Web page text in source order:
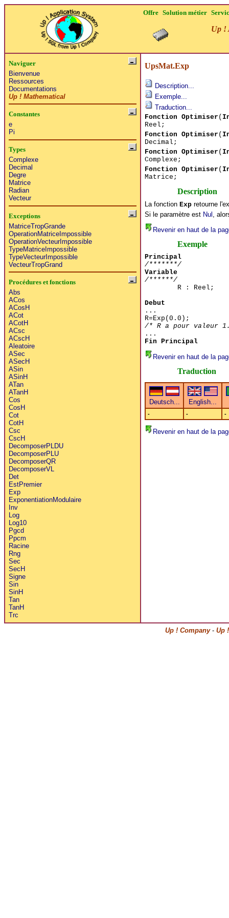
Offre Solution métier
Up !
Naviguer
Bienvenue
Ressources
Documentations
Up ! Mathematical
Constantes
e
Pi
Types
Complexe
Decimal
Degre
Matrice
Radian
Vecteur
Exceptions
MatriceTropGrande
OperationMatriceImpossible
OperationVecteurImpossible
TypeMatriceImpossible
TypeVecteurImpossible
VecteurTropGrand
Procédures et fonctions
Abs
ACos
ACosH
ACot
ACotH
ACsc
ACscH
Aleatoire
ASec
ASecH
ASin
ASinH
ATan
ATanH
Cos
CosH
Cot
CotH
Csc
CscH
DecomposerPLDU
DecomposerPLU
DecomposerQR
DecomposerVL
Det
EstPremier
Exp
ExponentiationModulaire
Inv
Log
Log10
Pgcd
Ppcm
Racine
Rng
Sec
SecH
Signe
Sin
SinH
Tan
TanH
Trc
UpsMat.Exp
Description...
Exemple...
Traduction...
Fonction Optimiser (
Reel;
Fonction Optimiser (
Decimal;
Fonction Optimiser (
Complexe;
Fonction Optimiser (
Matrice;
Description
La fonction Expretourne
Si le paramètre est Nul ,
Revenir en haut de la
Exemple
Principal
/*******/
Variable
/******/
R : Reel;
Debut
...
R=Exp(0.0);
/* R a pour valeur
...
Fin Principal
Revenir en haut de la
Traduction
- - -
Revenir en haut de la
Up ! Company- Up